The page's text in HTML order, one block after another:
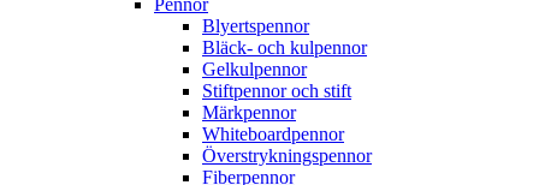
Pennor
Blyertspennor
Bläck- och kulpennor
Gelkulpennor
Stiftpennor och stift
Märkpennor
Whiteboardpennor
Överstrykningspennor
Fiberpennor